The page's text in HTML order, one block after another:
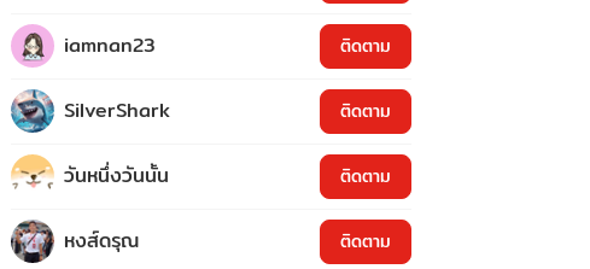
iamnan23 ติดตาม
SilverShark ติดตาม
วันหนึ่งวันนั้น ติดตาม
หงส์ดรุณ ติดตาม